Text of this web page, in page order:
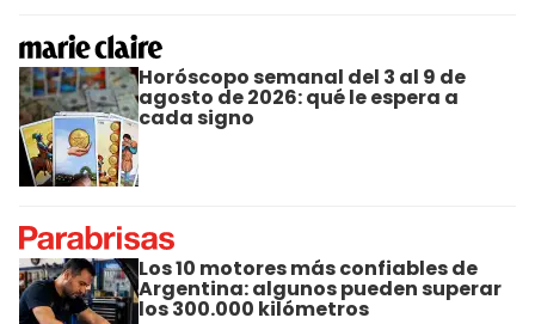
Horóscopo semanal del 3 al 9 de
agosto de 2026: qué le espera a
cada signo
Los 10 motores más confiables de
Argentina: algunos pueden superar
los 300.000 kilómetros